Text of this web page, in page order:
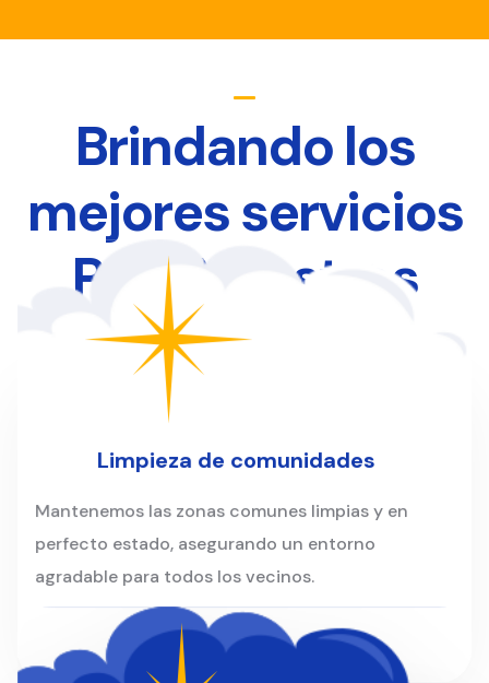
Brindando los
mejores servicios
Para Nuestros
Clientes
Limpieza de comunidades
Mantenemos las zonas comunes limpias y en
perfecto estado, asegurando un entorno
agradable para todos los vecinos.